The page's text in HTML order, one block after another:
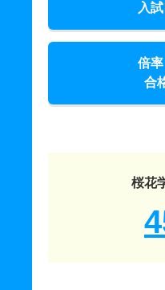
入
倍率
合
桜花